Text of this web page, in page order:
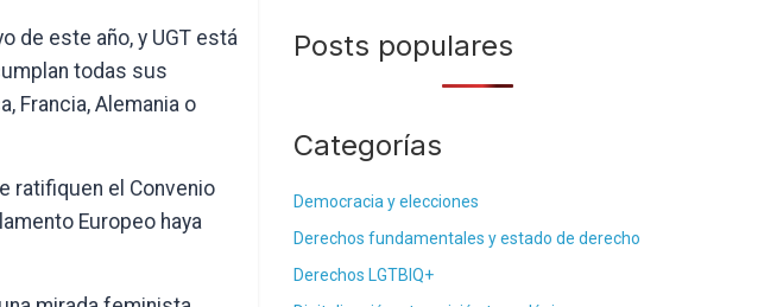
de este año, y UGT está
todas sus
Francia, Alemania o
ratifiquen el Convenio
Europeo haya
Posts populares
Categorías
Democracia y elecciones
Derechos fundamentales y estado de derecho
Derechos LGTBIQ+